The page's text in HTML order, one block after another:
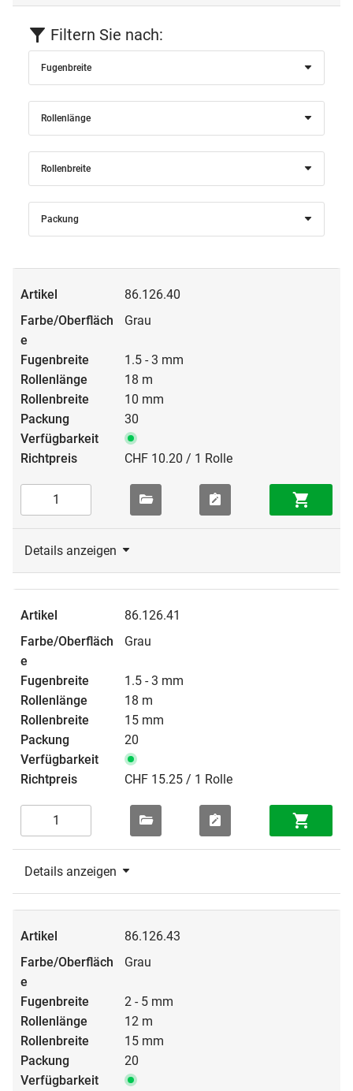
Filtern Sie nach:
Fugenbreite
Rollenlänge
Rollenbreite
Packung
86.126.40
Grau
1.5 - 3 mm
18 m
10 mm
30
CHF 10.20 / 1 Rolle
Details anzeigen
86.126.41
Grau
1.5 - 3 mm
18 m
15 mm
20
CHF 15.25 / 1 Rolle
Details anzeigen
86.126.43
Grau
2 - 5 mm
12 m
15 mm
20